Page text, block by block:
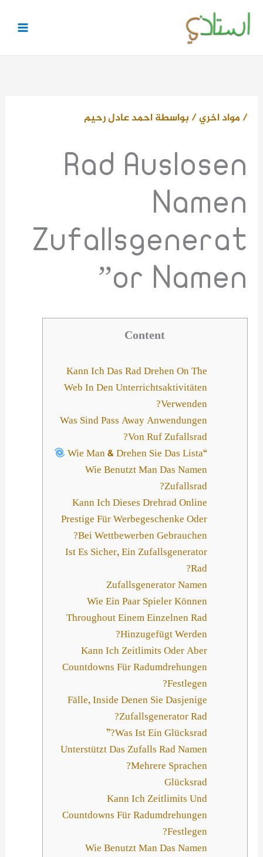
تخطي
إلى
المحتوى
/ مواد اخري/ بواسطةاحمد عادل رحيم
Rad Auslosen
Namen
Zufallsgenerat
or Namen”
Content
Kann Ich Das Rad Drehen On The
Web In Den Unterrichtsaktivitäten
Verwenden?
Was Sind Pass Away Anwendungen
Von Ruf Zufallsrad?
“Wie Man & Drehen Sie Das Lista
Wie Benutzt Man Das Namen
Zufallsrad?
Kann Ich Dieses Drehrad Online
Prestige Für Werbegeschenke Oder
Bei Wettbewerben Gebrauchen?
Ist Es Sicher, Ein Zufallsgenerator
Rad?
Zufallsgenerator Namen
Wie Ein Paar Spieler Können
Throughout Einem Einzelnen Rad
Hinzugefügt Werden?
Kann Ich Zeitlimits Oder Aber
Countdowns Für Radumdrehungen
Festlegen?
Fälle, Inside Denen Sie Dasjenige
Zufallsgenerator Rad?
Was Ist Ein Glücksrad?”
Unterstützt Das Zufalls Rad Namen
Mehrere Sprachen?
Glücksrad
Kann Ich Zeitlimits Und
Countdowns Für Radumdrehungen
Festlegen?
Wie Benutzt Man Das Namen